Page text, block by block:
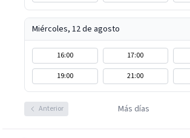
Miércoles, 12 de agosto
16:00 17:00
19:00
21:00
Anterior Más días